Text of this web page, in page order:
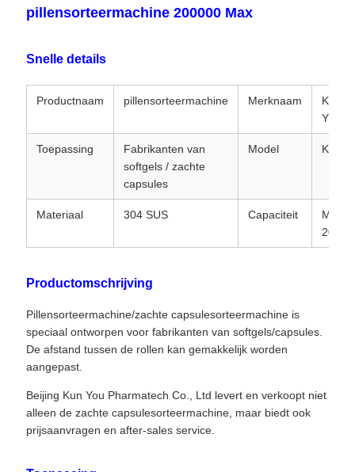
pillensorteermachine 200000 Max
Snelle details
Productnaam pillensorteermachine Merknaam
KUN
YOU
Toepassing
Fabrikanten van
softgels / zachte
capsules
Model KSM-4
Materiaal 304 SUS Capaciteit
Max
Productomschrijving
Pillensorteermachine/zachte capsulesorteermachine is
speciaal ontworpen voor fabrikanten van softgels/capsules.
De afstand tussen de rollen kan gemakkelijk worden
aangepast.
Beijing Kun You Pharmatech Co., Ltd levert en verkoopt niet
alleen de zachte capsulesorteermachine, maar biedt ook
prijsaanvragen en after-sales service.